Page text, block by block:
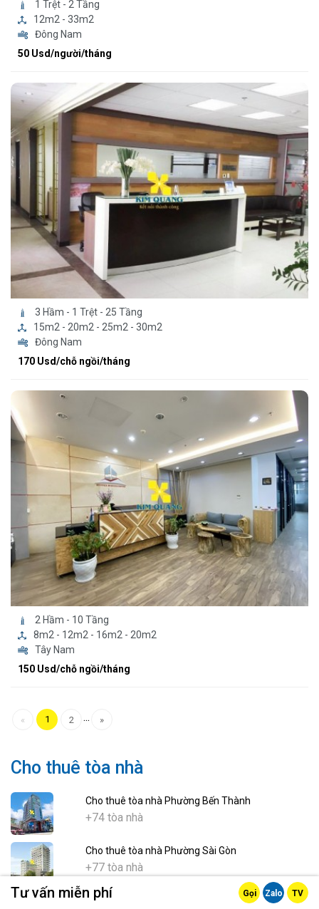
1 Trệt - 2 Tầng
12m2 - 33m2
Đông Nam
50 Usd/người/tháng
3 Hầm - 1 Trệt - 25 Tầng
15m2 - 20m2 - 25m2 - 30m2
Đông Nam
170 Usd/chỗ ngồi/tháng
2 Hầm - 10 Tầng
8m2 - 12m2 - 16m2 - 20m2
Tây Nam
150 Usd/chỗ ngồi/tháng
« 1 2 ... »
Cho thuê tòa nhà
Cho thuê tòa nhà Phường Bến Thành
+74 tòa nhà
Cho thuê tòa nhà Phường Sài Gòn
+77 tòa nhà
Cho thuê tòa nhà Phường Cầu Ông Lãnh
Tư vấn miễn phí Gọi Zalo TV